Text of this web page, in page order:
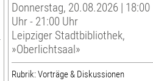
Donnerstag, 20.08.2026 | 18:00
Uhr - 21:00 Uhr
Leipziger Stadtbibliothek,
»Oberlichtsaal»
Rubrik: Vorträge & Diskussionen